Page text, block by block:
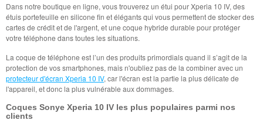
Dans notre boutique en ligne, vous trouverez un étui pour Xperia 10 IV, des
étuis portefeuille en silicone fin et élégants qui vous permettent de stocker des
cartes de crédit et de l'argent, et une coque hybride durable pour protéger
votre téléphone dans toutes les situations.
La coque de téléphone est l’un des produits primordials quand il s’agit de la
protection de vos smartphones, mais n'oubliez pas de la combiner avec un
protecteur d'écran Xperia 10 IV, car l'écran est la partie la plus délicate de
l'appareil, et donc la plus vulnérable aux dommages.
Coques Sonye Xperia 10 IV les plus populaires parmi nos
clients